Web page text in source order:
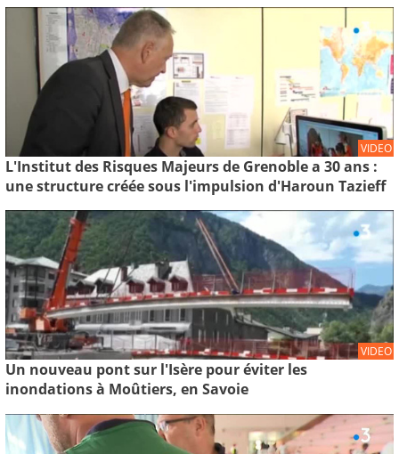
VIDEO
L'Institut des Risques Majeurs de Grenoble a 30 ans :
une structure créée sous l'impulsion d'Haroun Tazieff
VIDEO
Un nouveau pont sur l'Isère pour éviter les
inondations à Moûtiers, en Savoie